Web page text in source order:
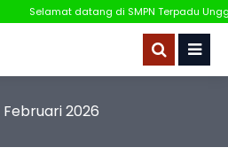
Selamat datang di SMPN Terpadu
Februari 2026